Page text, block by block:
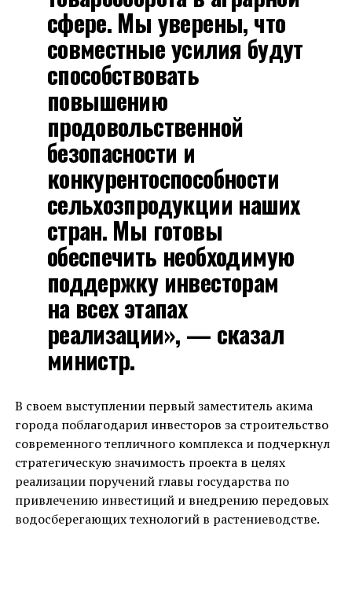
сфере. Мы уверены, что
совместные усилия будут
способствовать
повышению
продовольственной
безопасности и
конкурентоспособности
сельхозпродукции наших
стран. Мы готовы
обеспечить необходимую
поддержку инвесторам
на всех этапах
реализации», — сказал
министр.
В своем выступлении первый заместитель акима
города поблагодарил инвесторов за строительство
современного тепличного комплекса и подчеркнул
стратегическую значимость проекта в целях
реализации поручений главы государства по
привлечению инвестиций и внедрению передовых
водосберегающих технологий в растениеводстве.